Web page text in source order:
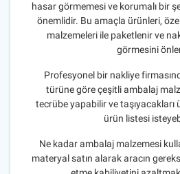
hasar görmemesi ve korumalı bir
önemlidir. Bu amaçla ürünleri,
malzemeleri ile paketlenir ve
görmesini
Profesyonel bir nakliye
türüne göre çeşitli ambalaj
tecrübe yapabilir ve taşıyacakları
ürün listesi
Ne kadar ambalaj malzemesi
materyal satın alarak aracın